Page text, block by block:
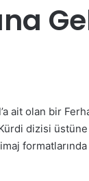
olan bir
dizisi